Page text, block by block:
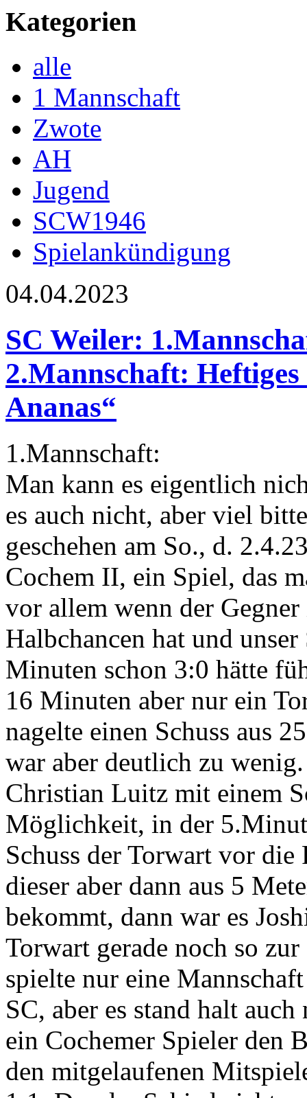
Kategorien
alle
1 Mannschaft
Zwote
AH
Jugend
SCW1946
Spielankündigung
04.04.2023
SC Weiler:
2.Mannschaft:
Ananas“
1.Mannschaft:
Man kann es eigentlich
es auch nicht, aber viel
geschehen am So., d.
Cochem II, ein Spiel, das
vor allem wenn der
Halbchancen hat und
Minuten schon 3:0 hätte
16 Minuten aber nur ein
nagelte einen Schuss aus
war aber deutlich zu
Christian Luitz mit einem
Möglichkeit, in der
Schuss der Torwart vor
dieser aber dann aus 5
bekommt, dann war es
Torwart gerade noch so
spielte nur eine
SC, aber es stand halt
ein Cochemer Spieler den
den mitgelaufenen